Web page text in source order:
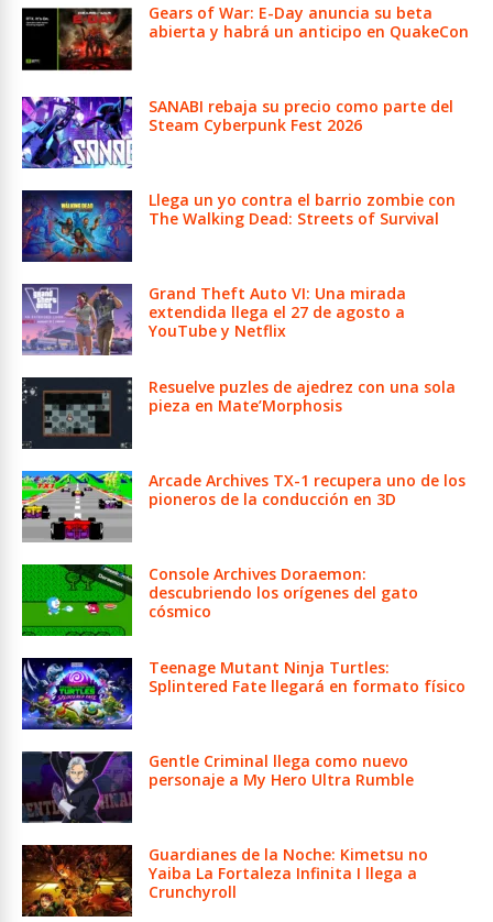
Gears of War: E-Day anuncia su beta
abierta y habrá un anticipo en QuakeCon
SANABI rebaja su precio como parte del
Steam Cyberpunk Fest 2026
Llega un yo contra el barrio zombie con
The Walking Dead: Streets of Survival
Grand Theft Auto VI: Una mirada
extendida llega el 27 de agosto a
YouTube y Netflix
Resuelve puzles de ajedrez con una sola
pieza en Mate’Morphosis
Arcade Archives TX-1 recupera uno de los
pioneros de la conducción en 3D
Console Archives Doraemon:
descubriendo los orígenes del gato
cósmico
Teenage Mutant Ninja Turtles:
Splintered Fate llegará en formato físico
Gentle Criminal llega como nuevo
personaje a My Hero Ultra Rumble
Guardianes de la Noche: Kimetsu no
Yaiba La Fortaleza Infinita I llega a
Crunchyroll